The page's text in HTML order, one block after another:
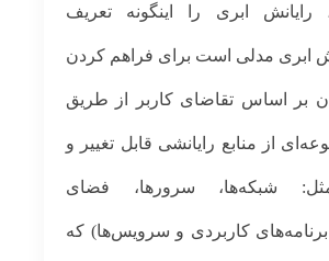
رایانش ابری را اینگونه تعریف
ابری مدلی است برای فراهم كردن
بر اساس تقاضای كاربر از طريق
از منابع رایانشی قابل تغيير و
شبکه‌ها، سرورها، فضای
کاربردی و سرویس‌ها) که